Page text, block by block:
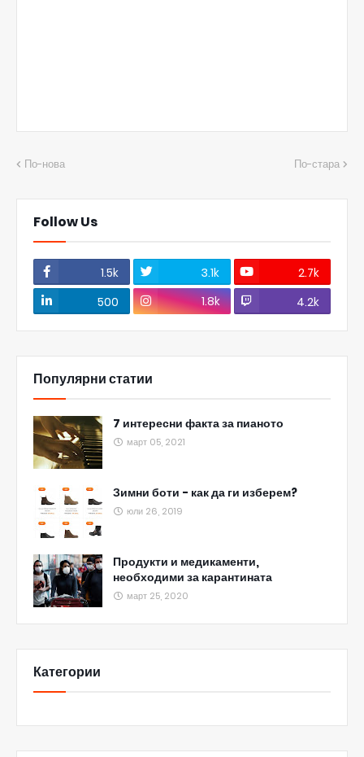
По-нова По-стара
Follow Us
1.5k 3.1k
2.7k
500
1.8k 4.2k
Популярни статии
7 интересни факта за пианото
март 05, 2021
Зимни боти - как да ги изберем?
юли 26, 2019
Продукти и медикаменти,
необходими за карантината
март 25, 2020
Категории